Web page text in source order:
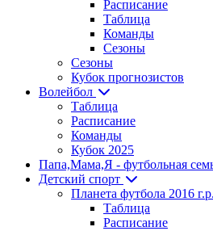
Расписание
Таблица
Команды
Сезоны
Сезоны
Кубок прогнозистов
Волейбол
Таблица
Расписание
Команды
Кубок 2025
Папа,Мама,Я - футбольная
Детский спорт
Планета футбола 2016 г.р.
Таблица
Расписание